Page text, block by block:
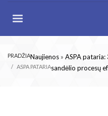
PRADŽIANaujienos » ASPA
sandėlio procesų
ASPA PATARIA